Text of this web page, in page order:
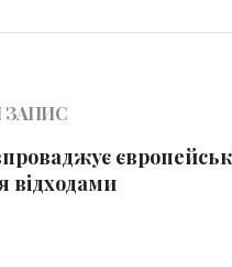
ЗАПИС
відходами